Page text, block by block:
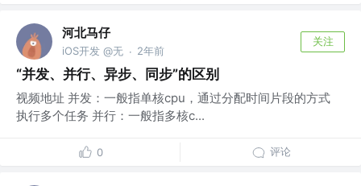
河北马仔
iOS开发 @无 · 2年前
关注
“并发、并行、异步、同步”的区别
视频地址 并发：一般指单核cpu，通过分配时间片段的方式
执行多个任务 并行：一般指多核c...
0 评论